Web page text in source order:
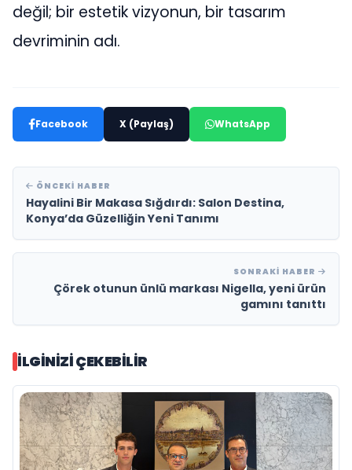
değil; bir estetik vizyonun, bir tasarım
devriminin adı.
Facebook X (Paylaş) WhatsApp
ÖNCEKI HABER
Hayalini Bir Makasa Sığdırdı: Salon Destina,
Konya’da Güzelliğin Yeni Tanımı
SONRAKI HABER
Çörek otunun ünlü markası Nigella, yeni ürün
gamını tanıttı
İLGINIZI ÇEKEBILIR